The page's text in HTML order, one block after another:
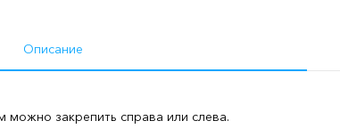
Описание
можно закрепить справа или слева.